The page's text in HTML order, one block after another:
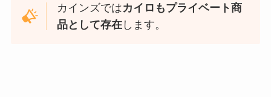
カインズではカイロもプライベート商
品として存在 します。